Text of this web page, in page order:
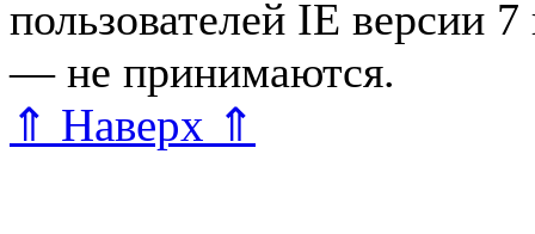
пользователей IE версии
— не принимаются.
⇑ Наверх ⇑